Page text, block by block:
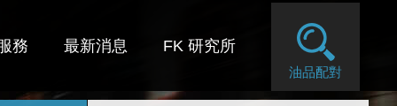
務 最新消息 FK 研究所
油品配對